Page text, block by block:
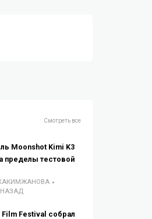
Смотреть все
Moonshot Kimi K3
пределы тестовой
НАЗАД
Film Festival собрал